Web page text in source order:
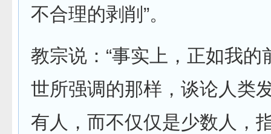
不合理的剥削”。
教宗说：“事实上，正如我的
世所强调的那样，谈论人类
有人，而不仅仅是少数人，